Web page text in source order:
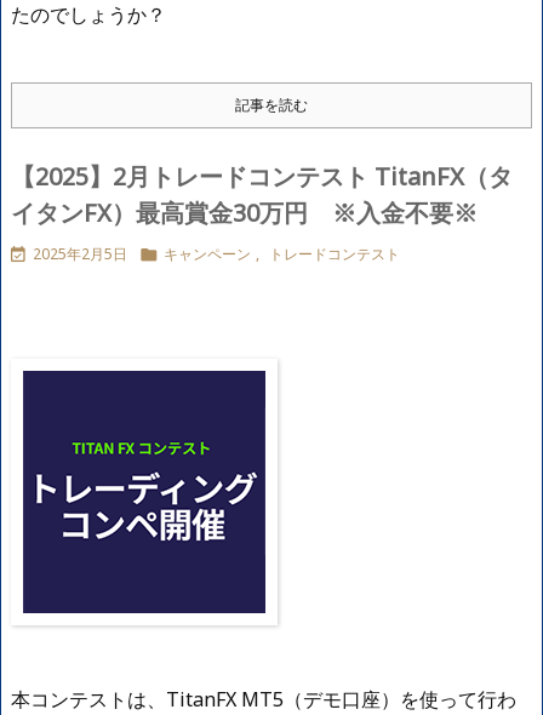
たのでしょうか？
記事を読む
【2025】2月トレードコンテスト TitanFX（タ
イタンFX）最高賞金30万円 ※入金不要※
 2025年2月5日  キャンペーン , トレードコンテスト
本コンテストは、TitanFX MT5（デモ口座）を使って行わ